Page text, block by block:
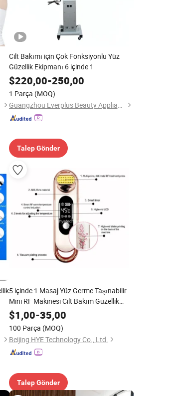
Cilt Bakımı için Çok Fonksiyonlu Yüz
Güzellik Ekipmanı 6 içinde 1
$220,00-250,00
1 Parça (MOQ)
Guangzhou Everplus Beauty Appliance Ltd.
Talep Gönder
5 içinde 1 Masaj Yüz Germe Taşınabilir
Mini RF Makinesi Cilt Bakım Güzellik
Ekipmanı
$1,00-35,00
100 Parça (MOQ)
Beijing HYE Technology Co., Ltd.
Talep Gönder